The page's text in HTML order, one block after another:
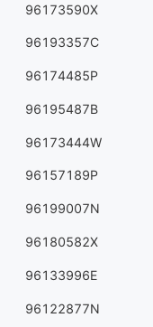
96173590X
96193357C
96174485P
96195487B
96173444W
96157189P
96199007N
96180582X
96133996E
96122877N